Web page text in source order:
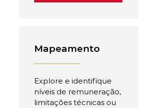
Mapeamento
Explore e identifique
níveis de remuneração,
limitações técnicas ou